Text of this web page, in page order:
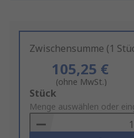
Zwischensumme (1
105,25 €
(ohne MwSt.)
Add
to
Basket
Stück
Menge auswählen oder